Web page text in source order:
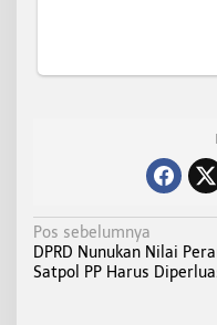
N
a
Pos sebelumnya
DPRD Nunukan Nilai
Satpol PP Harus